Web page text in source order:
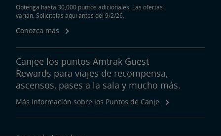
de Phoenix y Tucson.
Albuquerque o recree el United States de antaño en lugares como
El Corazón del País
El Empire Builder Feature
area
link
nuestro bello país. Viaje al corazón de la región central donde los
extensos campos de trigo parecen interminables y el paisaje está
Obtenga hasta 30,000 puntos adicionales. Las ofertas
varían. Solicítelas aquí antes del 9/2/26.
Conozca más
Canjee los puntos Amtrak Guest
Rewards para viajes de recompensa,
ascensos, pases a la sala y mucho más.
Más Información sobre los Puntos de Canje